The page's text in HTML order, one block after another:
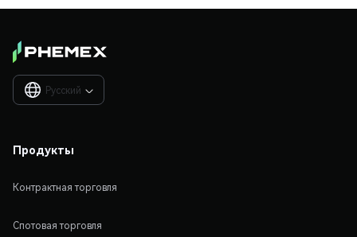
Русский 
Продукты
Контрактная торговля
Спотовая торговля